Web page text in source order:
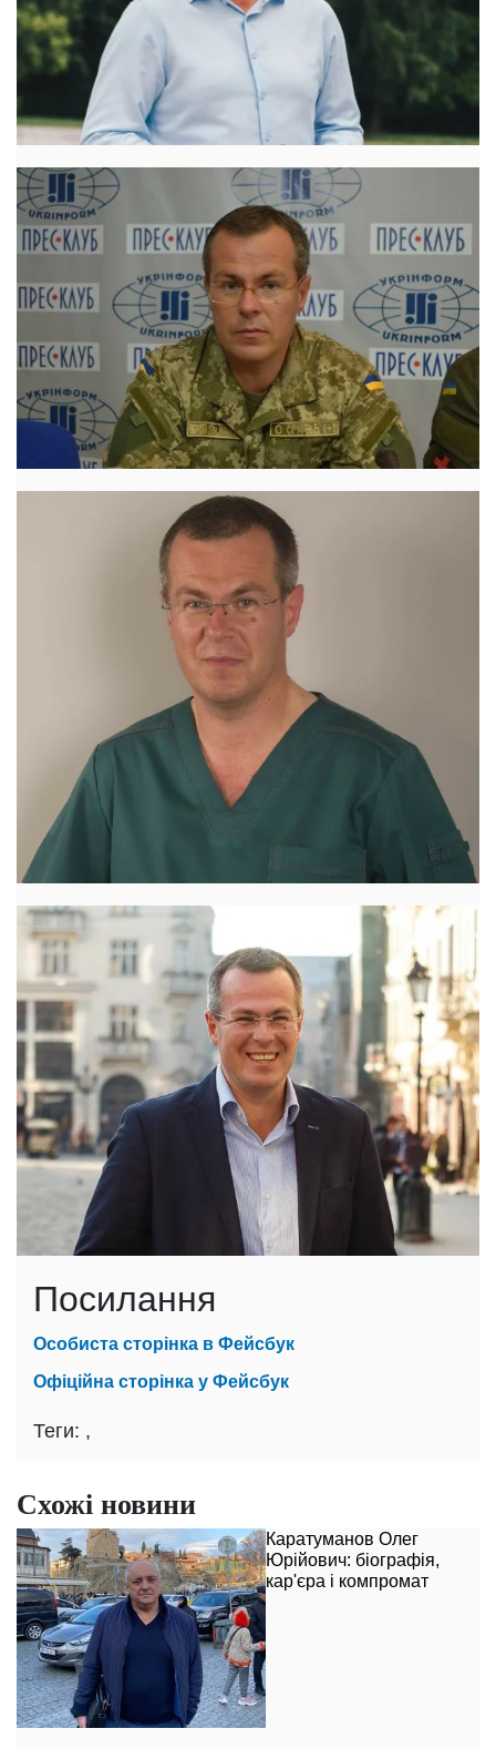
Посилання
Особиста сторінка в Фейсбук
Офіційна сторінка у Фейсбук
Теги: ,
Схожі новини
Каратуманов Олег
Юрійович: біографія,
кар'єра і компромат